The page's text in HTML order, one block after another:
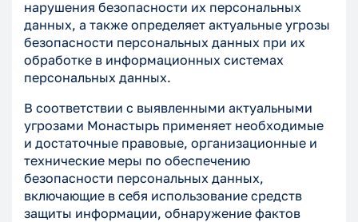
нарушения безопасности их персональных
данных, а также определяет актуальные угрозы
безопасности персональных данных при их
обработке в информационных системах
персональных данных.
В соответствии с выявленными актуальными
угрозами Монастырь применяет необходимые
и достаточные правовые, организационные и
технические меры по обеспечению
безопасности персональных данных,
включающие в себя использование средств
защиты информации, обнаружение фактов